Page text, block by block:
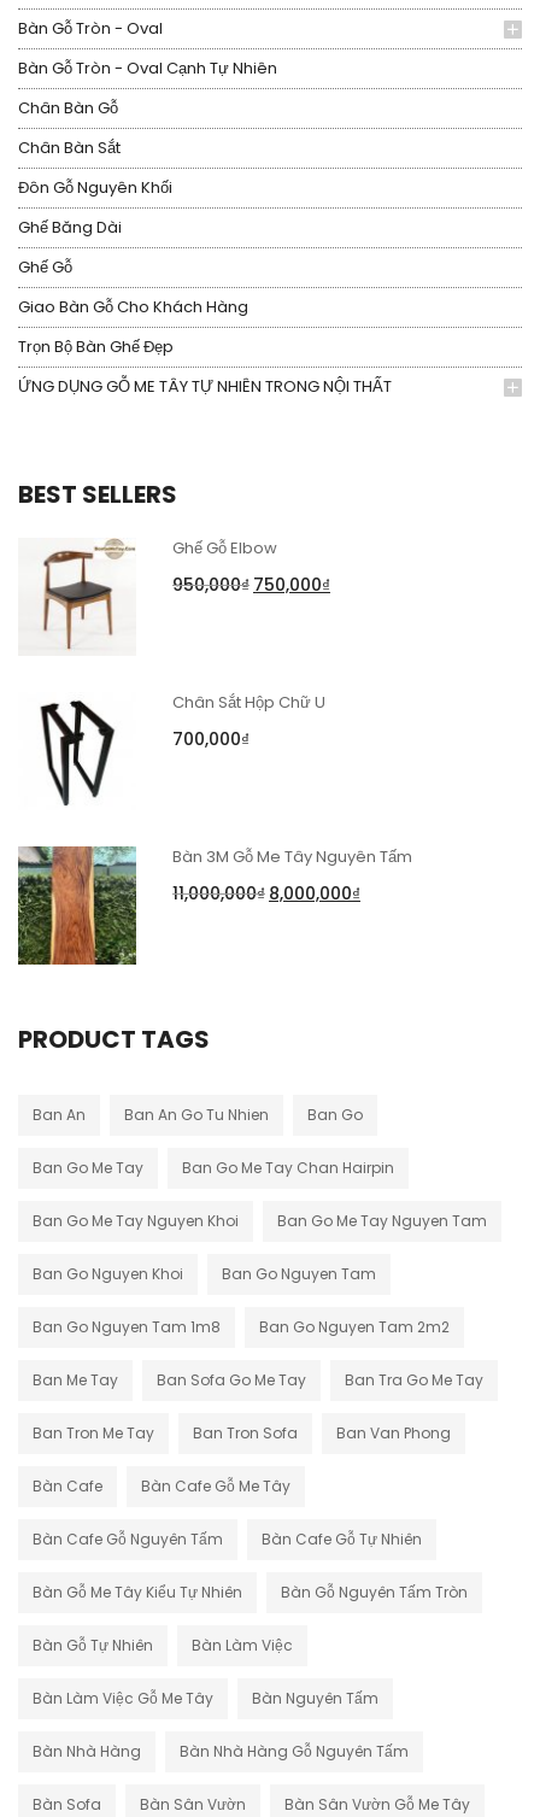
Bàn Gỗ Tròn - Oval
Bàn Gỗ Tròn - Oval Cạnh Tự Nhiên
Chân Bàn Gỗ
Chân Bàn Sắt
Đôn Gỗ Nguyên Khối
Ghế Băng Dài
Ghế Gỗ
Giao Bàn Gỗ Cho Khách Hàng
Trọn Bộ Bàn Ghế Đẹp
ỨNG DỤNG GỖ ME TÂY TỰ NHIÊN TRONG NỘI THẤT
BEST SELLERS
Ghế Gỗ Elbow
950,000₫ 750,000₫
Chân Sắt Hộp Chữ U
700,000₫
Bàn 3M Gỗ Me Tây Nguyên Tấm
11,000,000₫ 8,000,000₫
PRODUCT TAGS
Ban An Ban An Go Tu Nhien Ban Go
Ban Go Me Tay Ban Go Me Tay Chan Hairpin
Ban Go Me Tay Nguyen Khoi Ban Go Me Tay Nguyen Tam
Ban Go Nguyen Khoi Ban Go Nguyen Tam
Ban Go Nguyen Tam 1m8 Ban Go Nguyen Tam 2m2
Ban Me Tay Ban Sofa Go Me Tay Ban Tra Go Me Tay
Ban Tron Me Tay Ban Tron Sofa Ban Van Phong
Bàn Cafe Bàn Cafe Gỗ Me Tây
Bàn Cafe Gỗ Nguyên Tấm Bàn Cafe Gỗ Tự Nhiên
Bàn Gỗ Me Tây Kiểu Tự Nhiên Bàn Gỗ Nguyên Tấm Tròn
Bàn Gỗ Tự Nhiên Bàn Làm Việc
Bàn Làm Việc Gỗ Me Tây Bàn Nguyên Tấm
Bàn Nhà Hàng Bàn Nhà Hàng Gỗ Nguyên Tấm
Bàn Sofa Bàn Sân Vườn Bàn Sân Vườn Gỗ Me Tây